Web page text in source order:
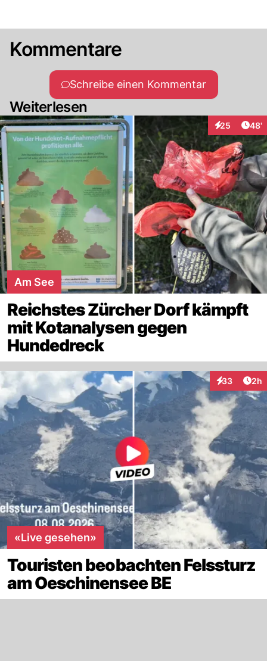
Kommentare
Schreibe einen Kommentar
Weiterlesen
25
Interaktionen
48'
Am See
Reichstes Zürcher Dorf kämpft
mit Kotanalysen gegen
Hundedreck
33
Interaktionen
2h
«Live gesehen»
Touristen beobachten Felssturz
am Oeschinensee BE